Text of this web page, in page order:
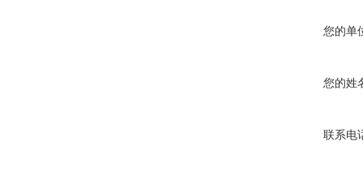
您的单
您的姓
联系电